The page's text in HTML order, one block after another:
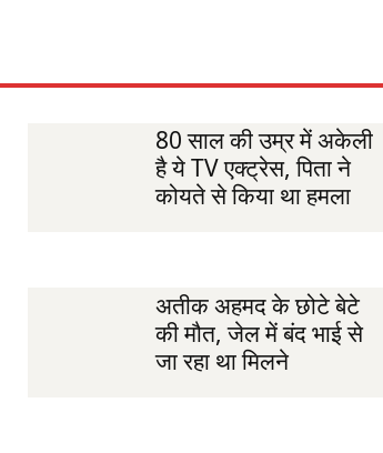
80 साल की उम्र में अकेली
है ये TV एक्ट्रेस, पिता ने
कोयते से किया था हमला
अतीक अहमद के छोटे बेटे
की मौत, जेल में बंद भाई से
जा रहा था मिलने